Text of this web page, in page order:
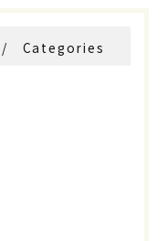
Categories